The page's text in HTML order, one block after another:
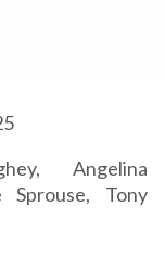
Angelina
Sprouse, Tony